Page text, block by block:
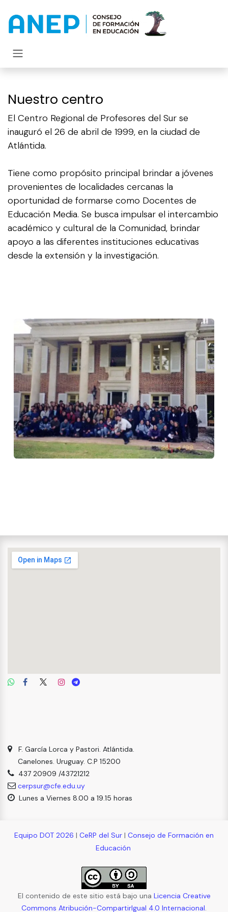
Nuestro centro
El Centro Regional de Profesores del Sur se
inauguró el 26 de abril de 1999, en la ciudad de
Atlántida.
Tiene como propósito principal brindar a jóvenes
provenientes de localidades cercanas la
oportunidad de formarse como Docentes de
Educación Media. Se busca impulsar el intercambio
académico y cultural de la Comunidad, brindar
apoyo a las diferentes instituciones educativas
desde la extensión y la investigación.
Anterior
F. García Lorca y Pastori. Atlántida.
Canelones. Uruguay. C.P 15200
437 20909 /43721212
cerpsur@cfe.edu.uy
Lunes a Viernes 8.00 a 19.15 horas
Equipo DOT 2026 | CeRP del Sur | Consejo de Formación en
Educación
El contenido de este sitio está bajo una Licencia Creative
Commons Atribución-CompartirIgual 4.0 Internacional.